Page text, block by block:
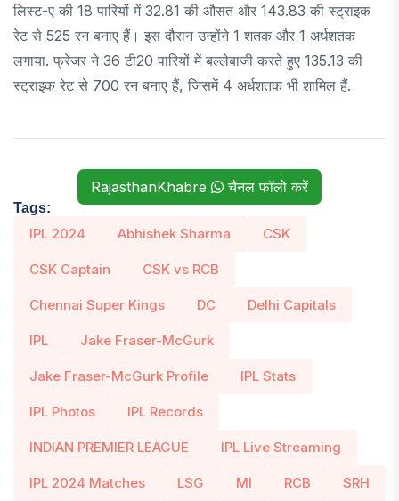
लिस्ट-ए की 18 पारियों में 32.81 की औसत और 143.83 की स्ट्राइक
रेट से 525 रन बनाए हैं। इस दौरान उन्होंने 1 शतक और 1 अर्धशतक
लगाया. फ्रेजर ने 36 टी20 पारियों में बल्लेबाजी करते हुए 135.13 की
स्ट्राइक रेट से 700 रन बनाए हैं, जिसमें 4 अर्धशतक भी शामिल हैं.
RajasthanKhabre चैनल फॉलो करें
Tags:
IPL 2024 Abhishek Sharma CSK
CSK Captain CSK vs RCB
Chennai Super Kings DC Delhi Capitals
IPL Jake Fraser-McGurk
Jake Fraser-McGurk Profile IPL Stats
IPL Photos IPL Records
INDIAN PREMIER LEAGUE IPL Live Streaming
IPL 2024 Matches LSG MI RCB SRH